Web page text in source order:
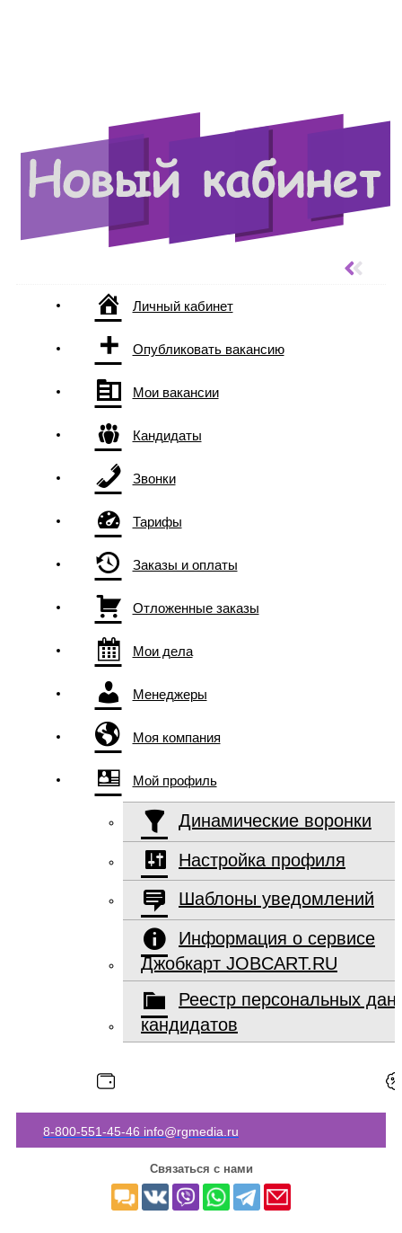
Личный кабинет
Опубликовать вакансию
Мои вакансии
Кандидаты
Звонки
Тарифы
Заказы и оплаты
Отложенные заказы
Мои дела
Менеджеры
Моя компания
Мой профиль
Динамические воронки
Настройка профиля
Шаблоны уведомлений
Информация о сервисе
Джобкарт JOBCART.RU
Реестр персональных
кандидатов
8-800-551-45-46 info@rgmedia.ru
Связаться с нами